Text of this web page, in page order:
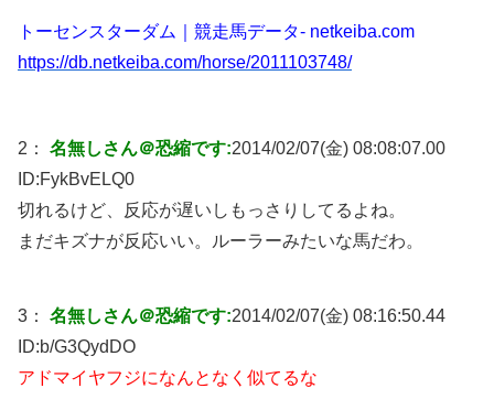
トーセンスターダム｜競走馬データ- netkeiba.com
https://db.netkeiba.com/horse/2011103748/
2： 名無しさん＠恐縮です:2014/02/07(金) 08:08:07.00
ID:FykBvELQ0
切れるけど、反応が遅いしもっさりしてるよね。
まだキズナが反応いい。ルーラーみたいな馬だわ。
3： 名無しさん＠恐縮です:2014/02/07(金) 08:16:50.44
ID:b/G3QydDO
アドマイヤフジになんとなく似てるな